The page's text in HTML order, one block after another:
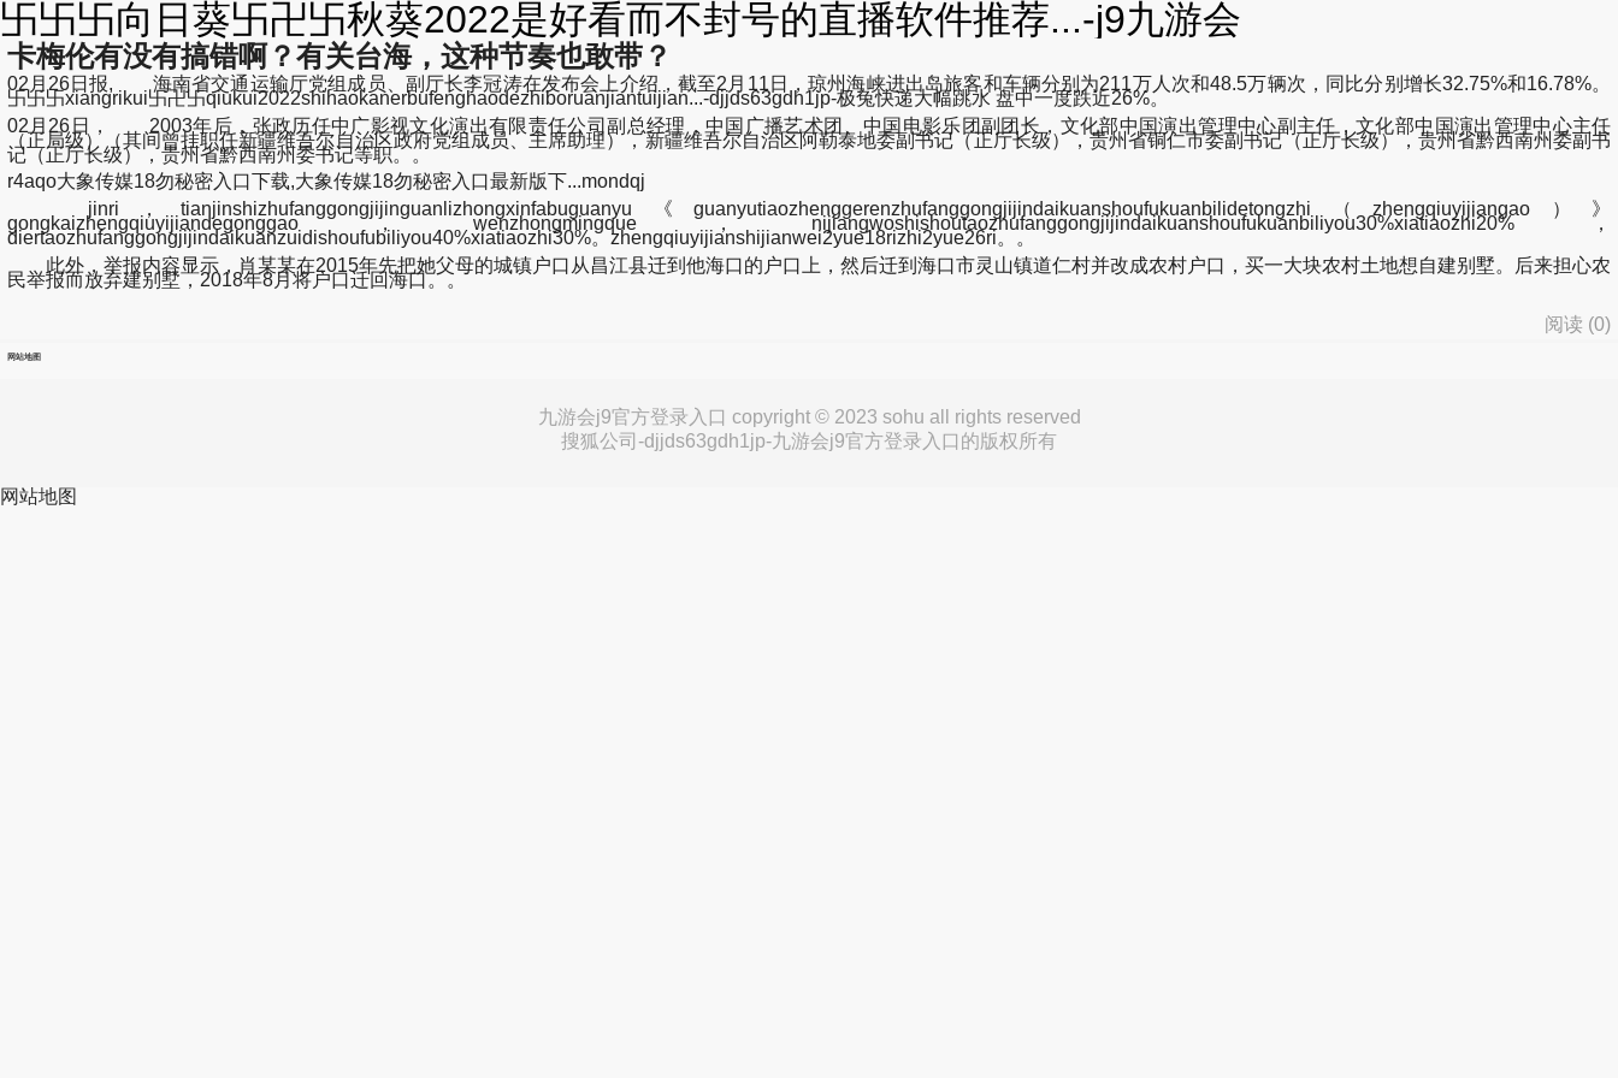
卐卐卐向日葵卐卍卐秋葵2022是好看而不封号的直播软件推荐...-j9九游会
卡梅伦有没有搞错啊？有关台海，这种节奏也敢带？
02月26日报, 海南省交通运输厅党组成员、副厅长李冠涛在发布会上介绍，截至2月11日，琼州海峡进出岛旅客和车辆分别为211万人次和48.5万辆次，同比分别增长32.75%和16.78%。
卐卐卐xiangrikui卐卍卐qiukui2022shihaokanerbufenghaodezhiboruanjiantuijian...-djjds63gdh1jp-极兔快递大幅跳水 盘中一度跌近26%。
02月26日， 2003年后，张政历任中广影视文化演出有限责任公司副总经理，中国广播艺术团、中国电影乐团副团长，文化部中国演出管理中心副主任，文化部中国演出管理中心主任
（正局级）（其间曾挂职任新疆维吾尔自治区政府党组成员、主席助理），新疆维吾尔自治区阿勒泰地委副书记（正厅长级），贵州省铜仁市委副书记（正厅长级），贵州省黔西南州委副书
记（正厅长级），贵州省黔西南州委书记等职。。
r4aqo大象传媒18勿秘密入口下载,大象传媒18勿秘密入口最新版下...mondqj
jinri，tianjinshizhufanggongjijinguanlizhongxinfabuguanyu《guanyutiaozhenggerenzhufanggongjijindaikuanshoufukuanbilidetongzhi（zhengqiuyijiangao）》
gongkaizhengqiuyijiandegonggao，wenzhongmingque，nijiangwoshishoutaozhufanggongjijindaikuanshoufukuanbiliyou30%xiatiaozhi20%，
diertaozhufanggongjijindaikuanzuidishoufubiliyou40%xiatiaozhi30%。zhengqiuyijianshijianwei2yue18rizhi2yue26ri。。
此外，举报内容显示，肖某某在2015年先把她父母的城镇户口从昌江县迁到他海口的户口上，然后迁到海口市灵山镇道仁村并改成农村户口，买一大块农村土地想自建别墅。后来担心农
民举报而放弃建别墅，2018年8月将户口迁回海口。。
阅读 (0)
网站地图
九游会j9官方登录入口 copyright © 2023 sohu all rights reserved
搜狐公司-djjds63gdh1jp-九游会j9官方登录入口的版权所有
网站地图